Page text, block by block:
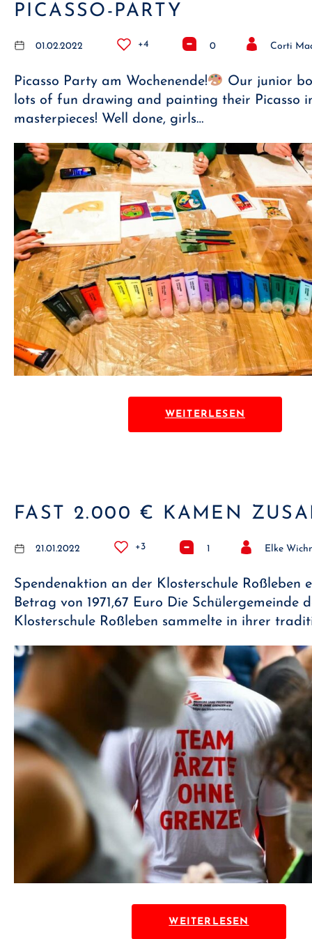
PICASSO-PARTY
01.02.2022 +4 0 Corti
Picasso Party am Wochenende!
Our junior
lots of fun drawing and painting their Picasso
masterpieces! Well done, girls…
WEITERLESEN
FAST 2.000 € KAMEN
21.01.2022 +3 1 Elke
Spendenaktion an der Klosterschule Roßleben
Betrag von 1971,67 Euro Die Schülergemeinde
Klosterschule Roßleben sammelte in ihrer
WEITERLESEN